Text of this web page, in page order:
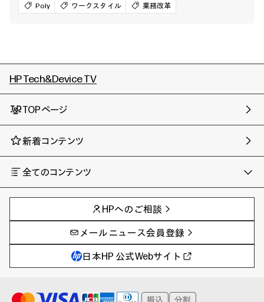
Poly ワークスタイル 業務改革
HP Tech&Device TV
TOPページ
新着コンテンツ
全てのコンテンツ
AIの進化と活用事例
製品トレンド & レビュー
教育とテクノロジー
ハイブリッドワーク
プリンター
事例
イベントレポート
AIワークステーション
Poly
WXP（DEXツール）
タグ一覧
HPへのご相談
メールニュース会員登録
日本HP 公式Webサイト